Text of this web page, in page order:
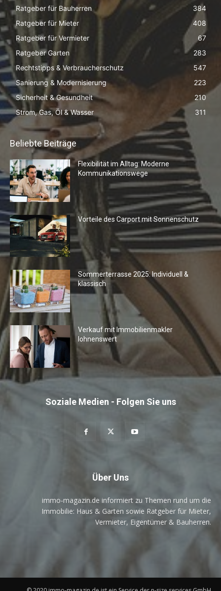
Ratgeber für Bauherren
384
Ratgeber für Mieter
408
Ratgeber für Vermieter
67
Ratgeber Garten
283
Rechtstipps & Verbraucherschutz
547
Sanierung & Modernisierung
223
Sicherheit & Gesundheit
210
Strom, Gas, Öl & Wasser
311
Beliebte Beiträge
Flexibilität im Alltag: Moderne
Kommunikationswege
Vorteile des Carport mit Sonnenschutz
Sommerterrasse 2025: Individuell &
klassisch
Verkauf mit Immobilienmakler
lohnenswert
Soziale Medien - Folgen Sie uns
Über Uns
immo-magazin.de informiert zu Themen rund um die
Immobilie: Haus & Garten sowie Ratgeber für Mieter,
Vermieter, Eigentümer & Bauherren.